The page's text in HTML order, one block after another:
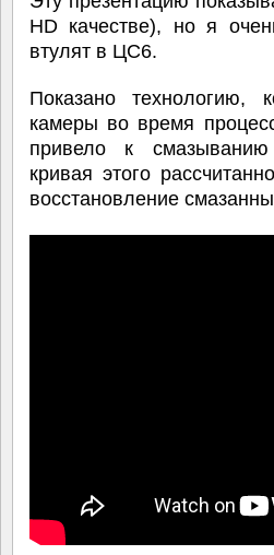
HD качестве), но я
втулят в ЦС6.
Показано технологию,
камеры во время
привело к
кривая этого
восстановление